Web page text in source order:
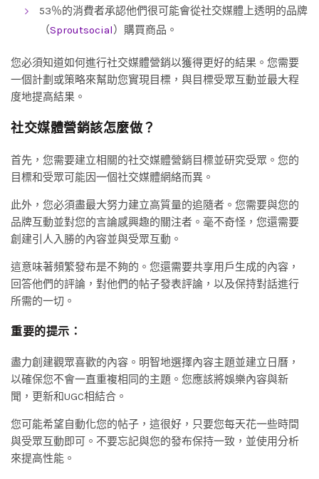
53％的消費者承認他們很可能會從社交媒體上透明的品牌
（Sproutsocial）購買商品。
您必須知道如何進行社交媒體營銷以獲得更好的結果。您需要
一個計劃或策略來幫助您實現目標，與目標受眾互動並最大程
度地提高結果。
社交媒體營銷該怎麼做？
首先，您需要建立相關的社交媒體營銷目標並研究受眾。您的
目標和受眾可能因一個社交媒體網絡而異。
此外，您必須盡最大努力建立高質量的追隨者。您需要與您的
品牌互動並對您的言論感興趣的關注者。毫不奇怪，您還需要
創建引人入勝的內容並與受眾互動。
這意味著頻繁發布是不夠的。您還需要共享用戶生成的內容，
回答他們的評論，對他們的帖子發表評論，以及保持對話進行
所需的一切。
重要的提示：
盡力創建觀眾喜歡的內容。明智地選擇內容主題並建立日曆，
以確保您不會一直重複相同的主題。您應該將娛樂內容與新
聞，更新和UGC相結合。
您可能希望自動化您的帖子，這很好，只要您每天花一些時間
與受眾互動即可。不要忘記與您的發布保持一致，並使用分析
來提高性能。